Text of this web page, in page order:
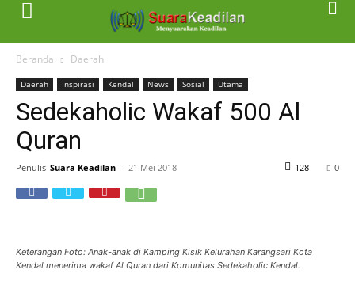
Beranda Daerah
Daerah Inspirasi Kendal News Sosial Utama
Sedekaholic Wakaf 500 Al
Quran
Penulis Suara Keadilan - 21 Mei 2018 0
128
Keterangan Foto: Anak-anak di Kamping Kisik Kelurahan Karangsari Kota
Kendal menerima wakaf Al Quran dari Komunitas Sedekaholic Kendal.